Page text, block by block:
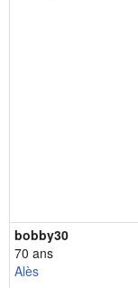
bobby30
70 ans
Alès